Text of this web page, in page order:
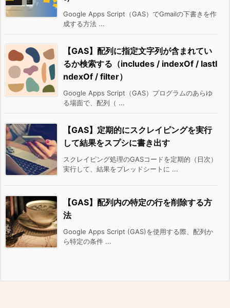
Google Apps Script（GAS）でGmailの下書きを作
成する方法 ...
【GAS】配列に指定文字列が含まれてい
るか検索する（includes / indexOf / lastI
ndexOf / filter）
Google Apps Script（GAS）プログラムのあらゆ
る場面で、配列（ ...
【GAS】定期的にスクレイピングを実行
して結果をスプシに書き出す
スクレイピング処理のGASコードを定期的（日次）
実行して、結果をプレッドシートに ...
【GAS】配列内の特定の行を削除する方
法
Google Apps Script (GAS)を使用する際、配列か
ら特定の条件 ...